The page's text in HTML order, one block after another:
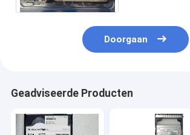
Doorgaan
Geadviseerde Producten